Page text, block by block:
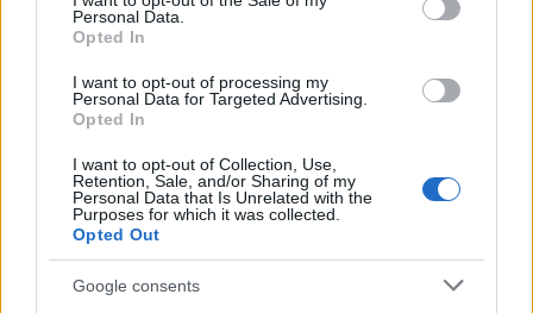
Personal Data.
Opted In
I want to opt-out of processing my
Personal Data for Targeted Advertising.
Opted In
I want to opt-out of Collection, Use,
Retention, Sale, and/or Sharing of my
Personal Data that Is Unrelated with the
Purposes for which it was collected.
Opted Out
Google consents
λεπτά, όταν τον Αύγουστο ήταν 48,6 λεπτά από τη
ΔΕΗ, η χρέωση της οποίας ξεκινάει για τον
Σεπτέμβριο από τα 78,8 λεπτά για τις πρώτες 500
κιλοβατώρες και στα 80 λεπτά για πάνω από 500.
Με τις τιμές του Αυγούστου η επιδότηση έφτασε τα
33,7 λεπτά η κιλοβατώρα και συγκράτησε την
τελική επιβάρυνση για τον καταναλωτή στα 15-17
λεπτά. Για να φτάσει ο καταναλωτής να πληρώσει
το ίδιο κόστος τον Σεπτέμβριο η επιδότηση θα
πρέπει να φθάσει μεσοσταθμικά πολύ πάνω από τα